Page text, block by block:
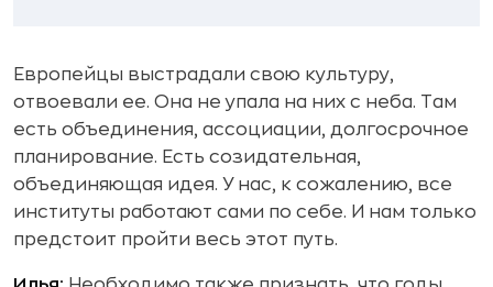
Европейцы выстрадали свою культуру,
отвоевали ее. Она не упала на них с неба. Там
есть объединения, ассоциации, долгосрочное
планирование. Есть созидательная,
объединяющая идея. У нас, к сожалению, все
институты работают сами по себе. И нам только
предстоит пройти весь этот путь.